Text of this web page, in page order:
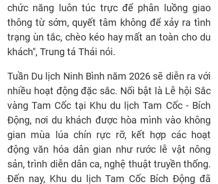
chức năng luôn túc trực để phân luồng giao
thông từ sớm, quyết tâm không để xảy ra tình
trạng ùn tắc, chèo kéo hay mất an toàn cho du
khách", Trung tá Thái nói.
Tuần Du lịch Ninh Bình năm 2026 sẽ diễn ra với
nhiều hoạt động đặc sắc. Nổi bật là Lễ hội Sắc
vàng Tam Cốc tại Khu du lịch Tam Cốc - Bích
Động, nơi du khách được hòa mình vào không
gian mùa lúa chín rực rỡ, kết hợp các hoạt
động văn hóa dân gian như rước lễ vật nông
sản, trình diễn dân ca, nghệ thuật truyền thống.
Đến nay, Khu du lịch Tam Cốc Bích Động đã